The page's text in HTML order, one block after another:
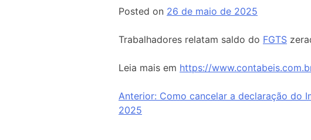
Posted on 26 de maio de 2025
Trabalhadores relatam saldo do FGTS
Leia mais em https://
Anterior: Como cancelar a declaração do
2025